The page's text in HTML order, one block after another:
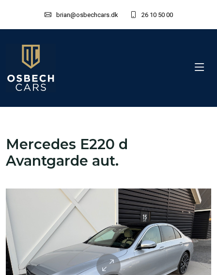
brian@osbechcars.dk 26 10 50 00
Mercedes E220 d
Avantgarde aut.